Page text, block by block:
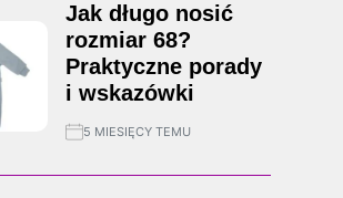
Jak długo nosić
rozmiar 68?
Praktyczne porady
i wskazówki
5 MIESIĘCY TEMU